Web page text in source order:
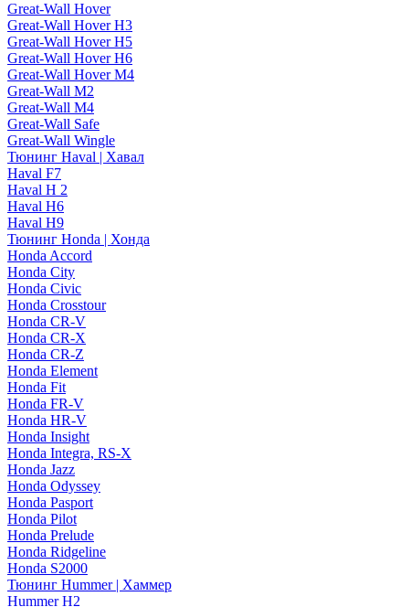
Great-Wall Hover
Great-Wall Hover H3
Great-Wall Hover H5
Great-Wall Hover H6
Great-Wall Hover M4
Great-Wall M2
Great-Wall M4
Great-Wall Safe
Great-Wall Wingle
Тюнинг Haval | Хавал
Haval F7
Haval H 2
Haval H6
Haval H9
Тюнинг Honda | Хонда
Honda Accord
Honda City
Honda Civic
Honda Crosstour
Honda CR-V
Honda CR-X
Honda CR-Z
Honda Element
Honda Fit
Honda FR-V
Honda HR-V
Honda Insight
Honda Integra, RS-X
Honda Jazz
Honda Odyssey
Honda Pasport
Honda Pilot
Honda Prelude
Honda Ridgeline
Honda S2000
Тюнинг Hummer | Хаммер
Hummer H2